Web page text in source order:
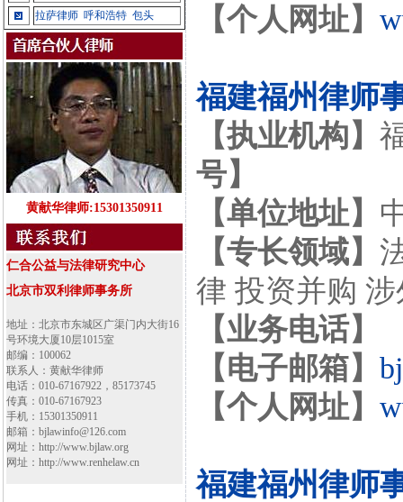
拉萨律师 呼和浩特 包头
黄献华律师:15301350911
仁合公益与法律研究中心
北京市双利律师事务所
地址：北京市东城区广渠门内大街16
号环境大厦10层1015室
邮编：100062
联系人：黄献华律师
电话：010-67167922，85173745
传真：010-67167923
手机：15301350911
邮箱：bjlawinfo@126.com
网址：http://www.bjlaw.org
网址：http://www.renhelaw.cn
【个人网址】
福建福州律师
【执业机构】
号】
【单位地址】
【专长领域】
律 投资并购
【业务电话】
【电子邮箱】
【个人网址】
福建福州律师